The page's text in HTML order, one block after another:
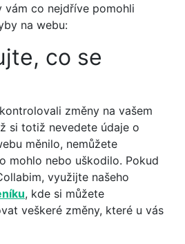
vám co nejdříve pomohli
na webu:
co se
změny na vašem
si totiž nevedete údaje o
měnilo, nemůžete
mohlo nebo uškodilo. Pokud
využijte našeho
, kde si můžete
veškeré změny, které u vás